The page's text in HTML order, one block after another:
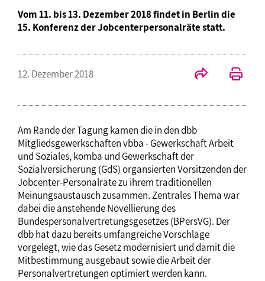
Vom 11. bis 13. Dezember 2018 findet in Berlin die
15. Konferenz der Jobcenterpersonalräte statt.
12. Dezember 2018
Am Rande der Tagung kamen die in den dbb
Mitgliedsgewerkschaften vbba - Gewerkschaft Arbeit
und Soziales, komba und Gewerkschaft der
Sozialversicherung (GdS) organsierten Vorsitzenden der
Jobcenter-Personalräte zu ihrem traditionellen
Meinungsaustausch zusammen. Zentrales Thema war
dabei die anstehende Novellierung des
Bundespersonalvertretungsgesetzes (BPersVG). Der
dbb hat dazu bereits umfangreiche Vorschläge
vorgelegt, wie das Gesetz modernisiert und damit die
Mitbestimmung ausgebaut sowie die Arbeit der
Personalvertretungen optimiert werden kann.